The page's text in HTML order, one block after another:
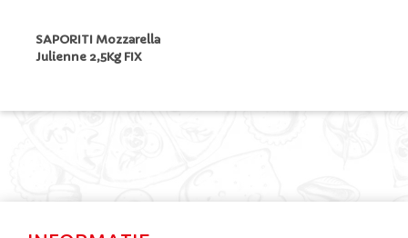
SAPORITI Mozzarella
Julienne 2,5Kg FIX